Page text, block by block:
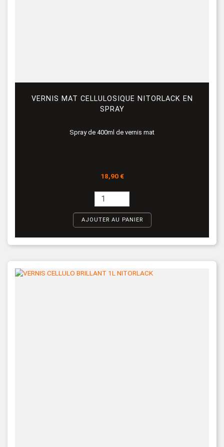
VERNIS MAT CELLULOSIQUE NITORLACK EN
SPRAY
Spray de 400ml de vernis mat
Prix
18,90 €
AJOUTER AU PANIER